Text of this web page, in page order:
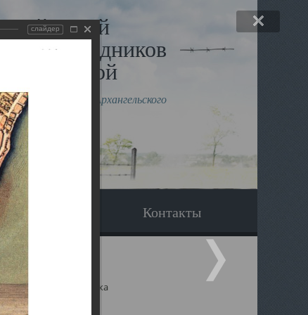
музей
и исповедников
митрополита Архангельского
Даниила
ответ Контакты
собор Архангельска
слайдер